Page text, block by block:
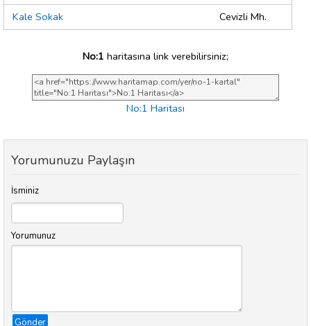
Kale Sokak
Cevizli Mh.
No:1 haritasına link verebilirsiniz;
No:1 Haritası
Yorumunuzu Paylaşın
İsminiz
Yorumunuz
Gönder